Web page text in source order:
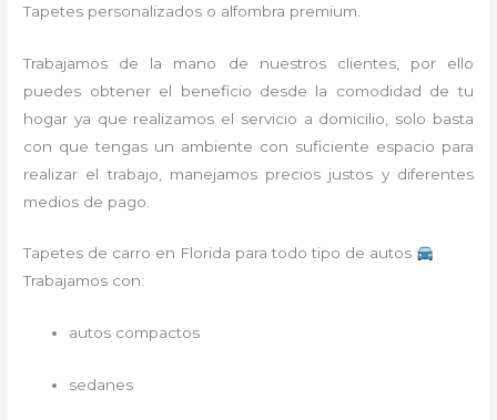
Tapetes personalizados o alfombra premium.
Trabajamos de la mano de nuestros clientes, por ello
puedes obtener el beneficio desde la comodidad de tu
hogar ya que realizamos el servicio a domicilio, solo basta
con que tengas un ambiente con suficiente espacio para
realizar el trabajo, manejamos precios justos y diferentes
medios de pago.
Tapetes de carro en Florida para todo tipo de autos
Trabajamos con:
autos compactos
sedanes